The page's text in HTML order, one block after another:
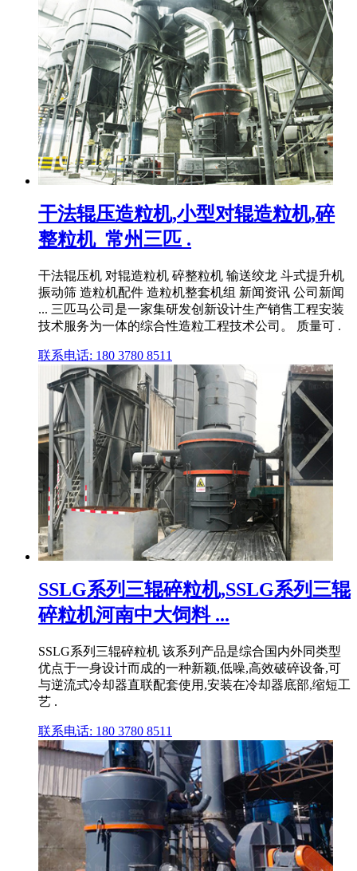
干法辊压造粒机,小型对辊造粒机,碎
整粒机_常州三匹 .
干法辊压机 对辊造粒机 碎整粒机 输送绞龙 斗式提升机
振动筛 造粒机配件 造粒机整套机组 新闻资讯 公司新闻
... 三匹马公司是一家集研发创新设计生产销售工程安装
技术服务为一体的综合性造粒工程技术公司。 质量可 .
联系电话: 180 3780 8511
SSLG系列三辊碎粒机,SSLG系列三辊
碎粒机河南中大饲料 ...
SSLG系列三辊碎粒机 该系列产品是综合国内外同类型
优点于一身设计而成的一种新颖,低噪,高效破碎设备,可
与逆流式冷却器直联配套使用,安装在冷却器底部,缩短工
艺 .
联系电话: 180 3780 8511